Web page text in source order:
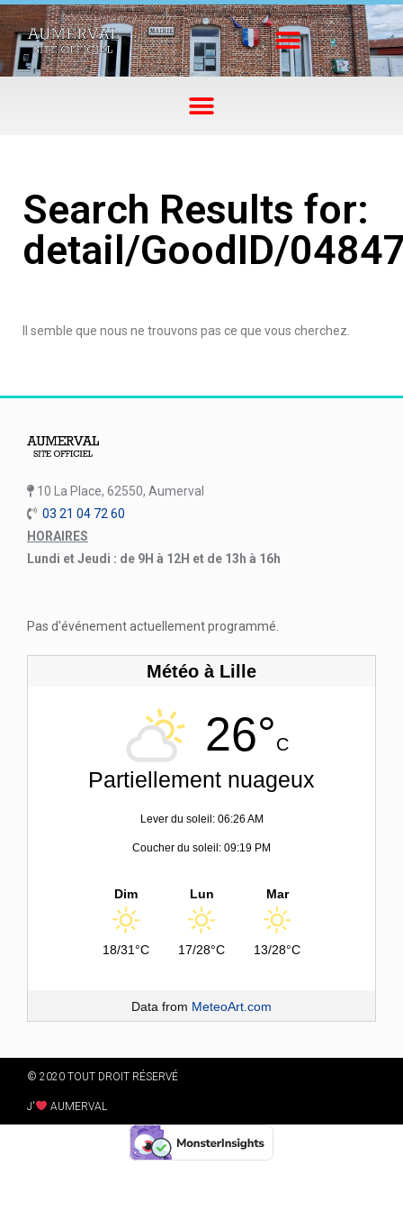
Search Results for:
detail/GoodID/
Il semble que nous ne trouvons pas ce que vous cherchez.
10 La Place, 62550, Aumerval
03 21 04 72 60
HORAIRES
Lundi et Jeudi : de 9H à 12H et de 13h à 16h
Pas d'événement actuellement programmé.
Météo à Lille
26°C
Partiellement nuageux
Lever du soleil: 06:26 AM
Coucher du soleil: 09:19 PM
Dim
18/31°C
Lun
17/28°C
Mar
13/28°C
Data from MeteoArt.com
© 2020 TOUT DROIT RÉSERVÉ
J' AUMERVAL